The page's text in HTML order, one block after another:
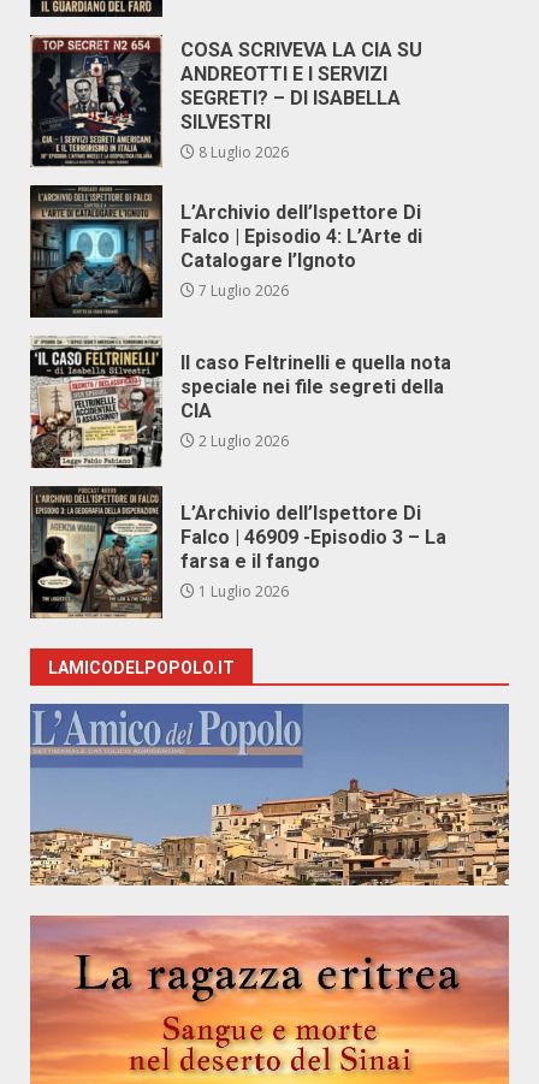
COSA SCRIVEVA LA CIA SU
ANDREOTTI E I SERVIZI
SEGRETI? – DI ISABELLA
SILVESTRI
8 Luglio 2026
L’Archivio dell’Ispettore Di
Falco | Episodio 4: L’Arte di
Catalogare l’Ignoto
7 Luglio 2026
Il caso Feltrinelli e quella nota
speciale nei file segreti della
CIA
2 Luglio 2026
L’Archivio dell’Ispettore Di
Falco | 46909 -Episodio 3 – La
farsa e il fango
1 Luglio 2026
LAMICODELPOPOLO.IT